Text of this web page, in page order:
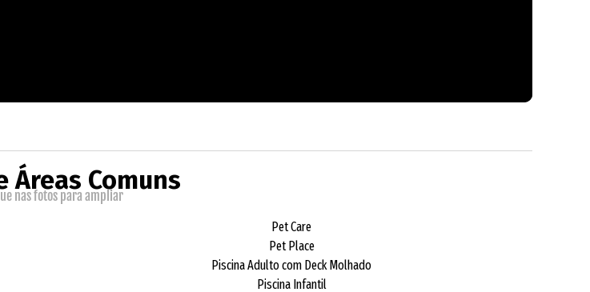
Áreas Comuns
nas fotos para ampliar
Pet Care
Pet Place
Piscina Adulto com Deck Molhado
Piscina Infantil